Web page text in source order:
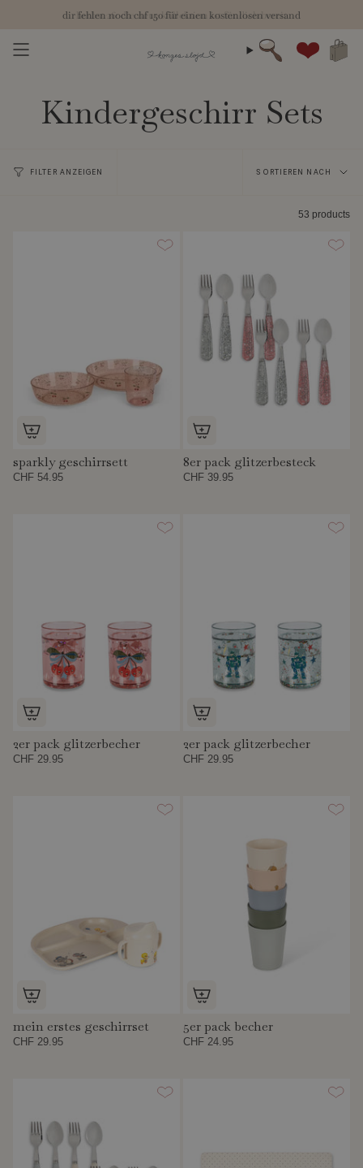
springen
chf 150
herbst 26: die neue kollektion ist für dich bereit
Suche
Kindergeschirr Sets
FILTER ANZEIGEN
Sortieren
SORTIEREN NACH
53 products
sparkly geschirrsett
CHF 54.95
8er pack glitzerbesteck
CHF 39.95
2er pack glitzerbecher
CHF 29.95
2er pack glitzerbecher
CHF 29.95
mein erstes geschirrset
CHF 29.95
5er pack becher
CHF 24.95